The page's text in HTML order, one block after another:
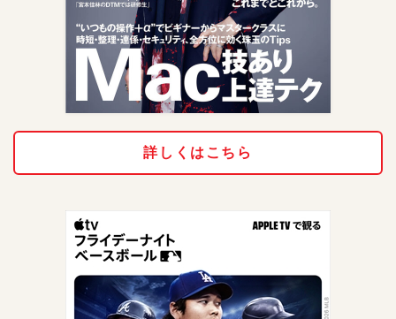
詳しくはこちら